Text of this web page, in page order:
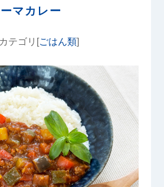
マカレー
テゴリ[ごはん類]